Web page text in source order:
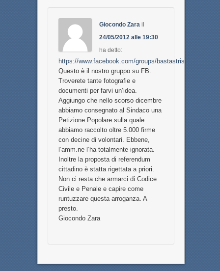
Giocondo Zarail
24/05/2012 alle 19:30
ha detto:
https://www.facebook.com/groups/bastastriscebluquartu/
Questo è il nostro gruppo su FB.
Troverete tante fotografie e
documenti per farvi un’idea.
Aggiungo che nello scorso dicembre
abbiamo consegnato al Sindaco una
Petizione Popolare sulla quale
abbiamo raccolto oltre 5.000 firme
con decine di volontari. Ebbene,
l’amm.ne l’ha totalmente ignorata.
Inoltre la proposta di referendum
cittadino è statta rigettata a priori.
Non ci resta che armarci di Codice
Civile e Penale e capire come
runtuzzare questa arroganza. A
presto.
Giocondo Zara